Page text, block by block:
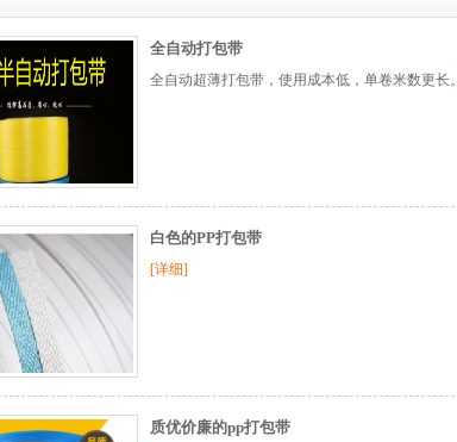
全自动打包带
全自动超薄打包带，使用成本低，单卷米数更长。
白色的PP打包带
[详细]
质优价廉的pp打包带